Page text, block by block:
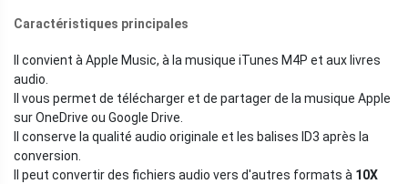
Caractéristiques principales
Il convient à Apple Music, à la musique iTunes M4P et aux livres
audio.
Il vous permet de télécharger et de partager de la musique Apple
sur OneDrive ou Google Drive.
Il conserve la qualité audio originale et les balises ID3 après la
conversion.
Il peut convertir des fichiers audio vers d'autres formats à 10X